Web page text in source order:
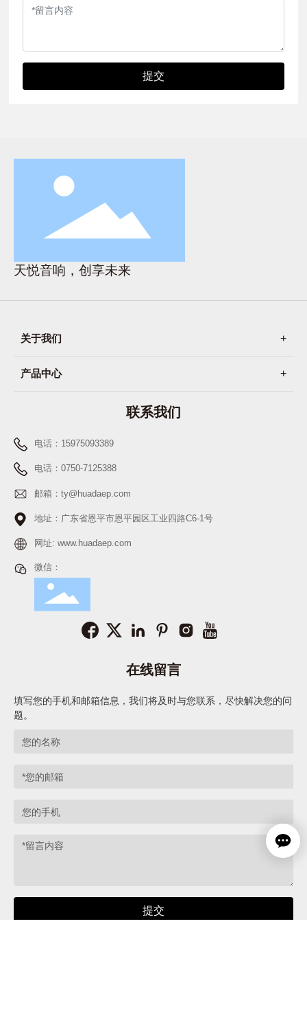
提交
天悦音响，创享未来
关于我们
产品中心
联系我们
电话：15975093389
电话：0750-7125388
邮箱：ty@huadaep.com
地址：广东省恩平市恩平园区工业四路C6-1号
网址: www.huadaep.com
微信：
在线留言
填写您的手机和邮箱信息，我们将及时与您联系，尽快解决您的问
题。
提交